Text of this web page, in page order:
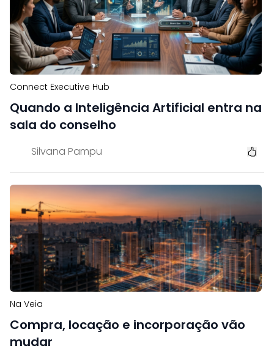
Connect Executive Hub
Quando a Inteligência Artificial entra na
sala do conselho
Silvana Pampu
Na Veia
Compra, locação e incorporação vão
mudar